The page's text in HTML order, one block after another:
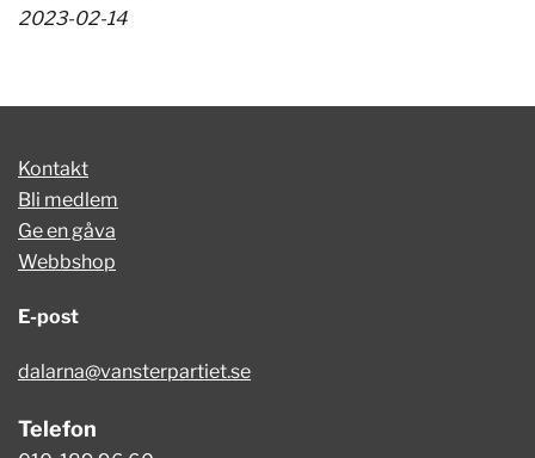
2023-02-14
Kontakt
Bli medlem
Ge en gåva
Webbshop
E-post
dalarna@vansterpartiet.se
Telefon